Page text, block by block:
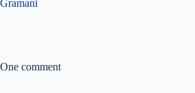
Gramani
One comment